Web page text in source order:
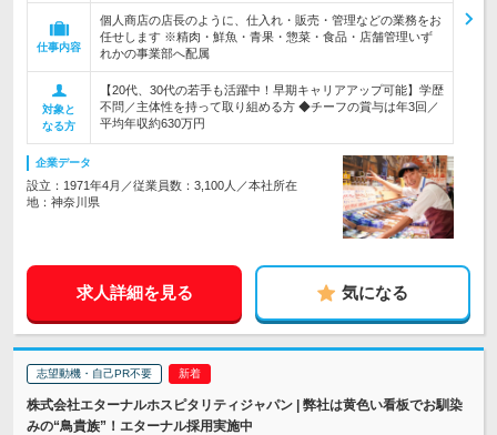
仕事内容
個人商店の店長のように、仕入れ・販売・管理などの業務をお
任せします ※精肉・鮮魚・青果・惣菜・食品・店舗管理いず
れかの事業部へ配属
対象と
なる方
【20代、30代の若手も活躍中！早期キャリアアップ可能】学歴
不問／主体性を持って取り組める方 ◆チーフの賞与は年3回／
平均年収約630万円
企業データ
設立：1971年4月／従業員数：3,100人／本社所在
地：神奈川県
求人詳細を見る 気になる
志望動機・自己PR不要
株式会社エターナルホスピタリティジャパン | 弊社は黄色い看板でお馴染
みの“鳥貴族”！エターナル採用実施中